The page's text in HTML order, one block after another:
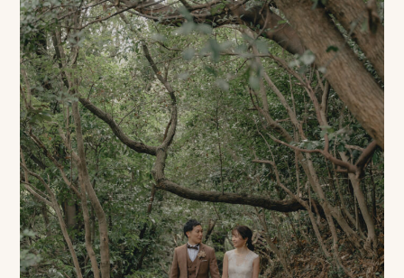
積
も
り
LINE
ト
ー
ク
で
相